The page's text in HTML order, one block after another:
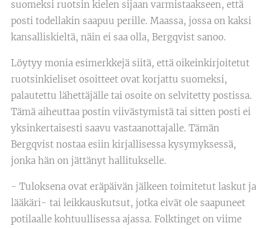
suomeksi ruotsin kielen sijaan varmistaakseen, että
posti todellakin saapuu perille. Maassa, jossa on kaksi
kansalliskieltä, näin ei saa olla, Bergqvist sanoo.
Löytyy monia esimerkkejä siitä, että oikeinkirjoitetut
ruotsinkieliset osoitteet ovat korjattu suomeksi,
palautettu lähettäjälle tai osoite on selvitetty postissa.
Tämä aiheuttaa postin viivästymistä tai sitten posti ei
yksinkertaisesti saavu vastaanottajalle. Tämän
Bergqvist nostaa esiin kirjallisessa kysymyksessä,
jonka hän on jättänyt hallitukselle.
- Tuloksena ovat eräpäivän jälkeen toimitetut laskut ja
lääkäri- tai leikkauskutsut, jotka eivät ole saapuneet
potilaalle kohtuullisessa ajassa. Folktinget on viime